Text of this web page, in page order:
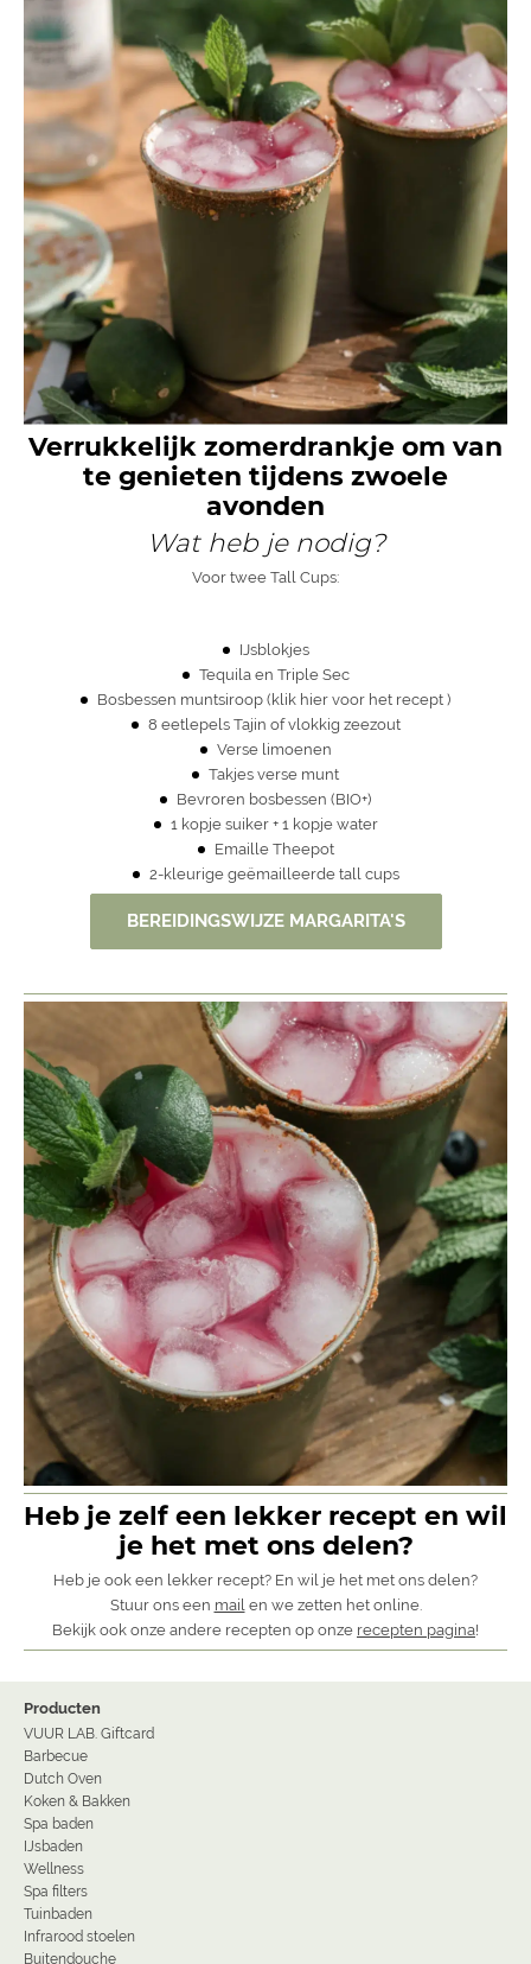
Verrukkelijk zomerdrankje om van
te genieten tijdens zwoele
avonden
Wat heb je nodig?
Voor twee Tall Cups:
IJsblokjes
Tequila en Triple Sec
Bosbessen muntsiroop ( klik hier voor het recept )
8 eetlepels Tajin of vlokkig zeezout
Verse limoenen
Takjes verse munt
Bevroren bosbessen (BIO+)
1 kopje suiker + 1 kopje water
Emaille Theepot
2-kleurige geëmailleerde tall cups
BEREIDINGSWIJZE MARGARITA'S
Heb je zelf een lekker recept en wil
je het met ons delen?
Heb je ook een lekker recept? En wil je het met ons delen?
Stuur ons een mail en we zetten het online.
Bekijk ook onze andere recepten op onze recepten pagina!
Producten
VUUR LAB. Giftcard
Barbecue
Dutch Oven
Koken & Bakken
Spa baden
IJsbaden
Wellness
Spa filters
Tuinbaden
Infrarood stoelen
Buitendouche